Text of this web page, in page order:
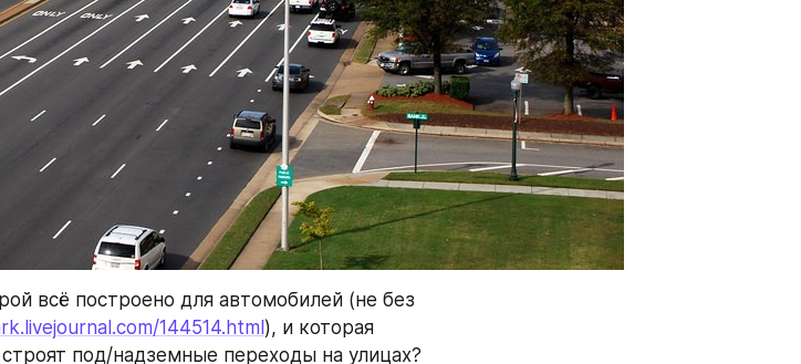
всё построено для автомобилей (не без
144514.html ), и которая
под/надземные переходы на улицах?